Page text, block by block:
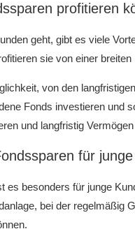
profitieren‍
geht, gibt es viele
sie von einer
von den
Fonds investieren und
und langfristig
für junge
es​ besonders für junge
bei der regelmäßig